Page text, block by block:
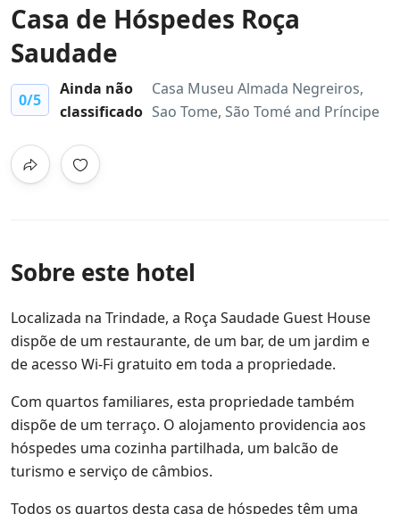
Casa de Hóspedes Roça
Saudade
0/5
Ainda não
classificado
Casa Museu Almada Negreiros,
Sao Tome, São Tomé and Príncipe
Sobre este hotel
Localizada na Trindade, a Roça Saudade Guest House
dispõe de um restaurante, de um bar, de um jardim e
de acesso Wi-Fi gratuito em toda a propriedade.
Com quartos familiares, esta propriedade também
dispõe de um terraço. O alojamento providencia aos
hóspedes uma cozinha partilhada, um balcão de
turismo e serviço de câmbios.
Todos os quartos desta casa de hóspedes têm uma